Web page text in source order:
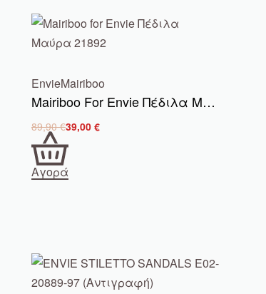
EnvieMairiboo
Mairiboo For Envie Πέδιλα Μαύρα 21892
89,90€39,00 €
Αγορά